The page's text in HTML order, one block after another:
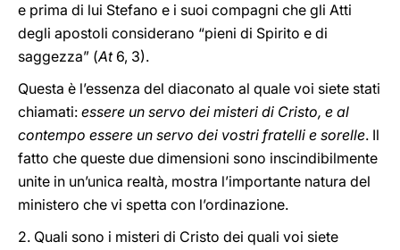
e prima di lui Stefano e i suoi compagni che gli Atti
degli apostoli considerano “pieni di Spirito e di
saggezza” (At6, 3).
Questa è l’essenza del diaconato al quale voi siete stati
chiamati: essere un servo dei misteri di Cristo, e al
contempo essere un servo dei vostri fratelli e sorelle. Il
fatto che queste due dimensioni sono inscindibilmente
unite in un’unica realtà, mostra l’importante natura del
ministero che vi spetta con l’ordinazione.
2. Quali sono i misteri di Cristo dei quali voi siete